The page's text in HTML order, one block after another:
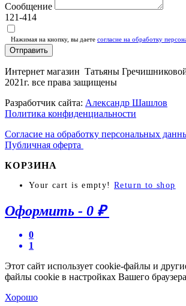
Сообщение
121-414
Нажимая на кнопку, вы даете согласие на обработку
Отправить
Интернет магазин Татьяны
2021г. все права защищены
Разработчик сайта: Александр Шашлов
Политика конфиденциальности
Согласие на обработку персональных
Публичная оферта
КОРЗИНА
Your cart is empty! Return to shop
Оформить - 0 ₽
0
1
Этот сайт использует cookie-файлы и
файлы cookie в настройках Вашего
Хорошо